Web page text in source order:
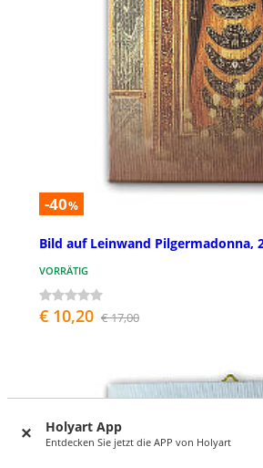
Holyart App
Entdecken Sie jetzt die APP von Holyart
-40%
Bild auf Leinwand Pilgermadonna,
VORRÄTIG
€ 10,20 € 17,00